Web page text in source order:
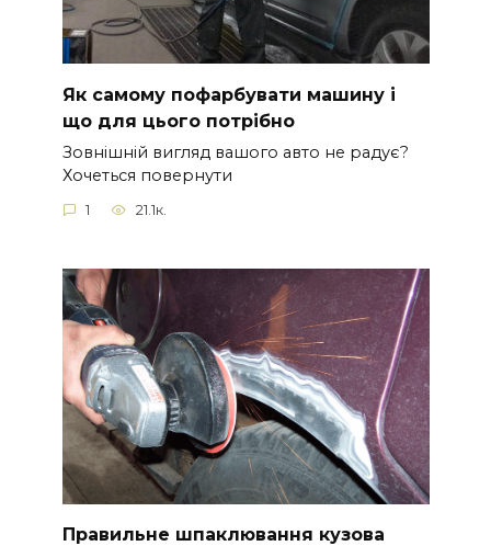
Як самому пофарбувати машину і
що для цього потрібно
Зовнішній вигляд вашого авто не радує?
Хочеться повернути
1 21.1к.
Правильне шпаклювання кузова